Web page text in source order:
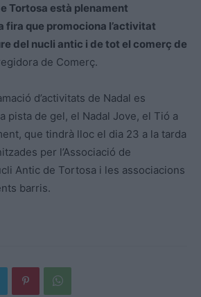
Tortosa està plenament
fira que promociona l’activitat
del nucli antic i de tot el comerç de
de Comerç.
d’activitats de Nadal es
pista de gel, el Nadal Jove, el Tió a
que tindrà lloc el dia 23 a la tarda
per l’Associació de
Antic de Tortosa i les associacions
barris.